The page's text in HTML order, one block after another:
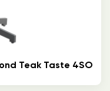
Teak Taste 4SO